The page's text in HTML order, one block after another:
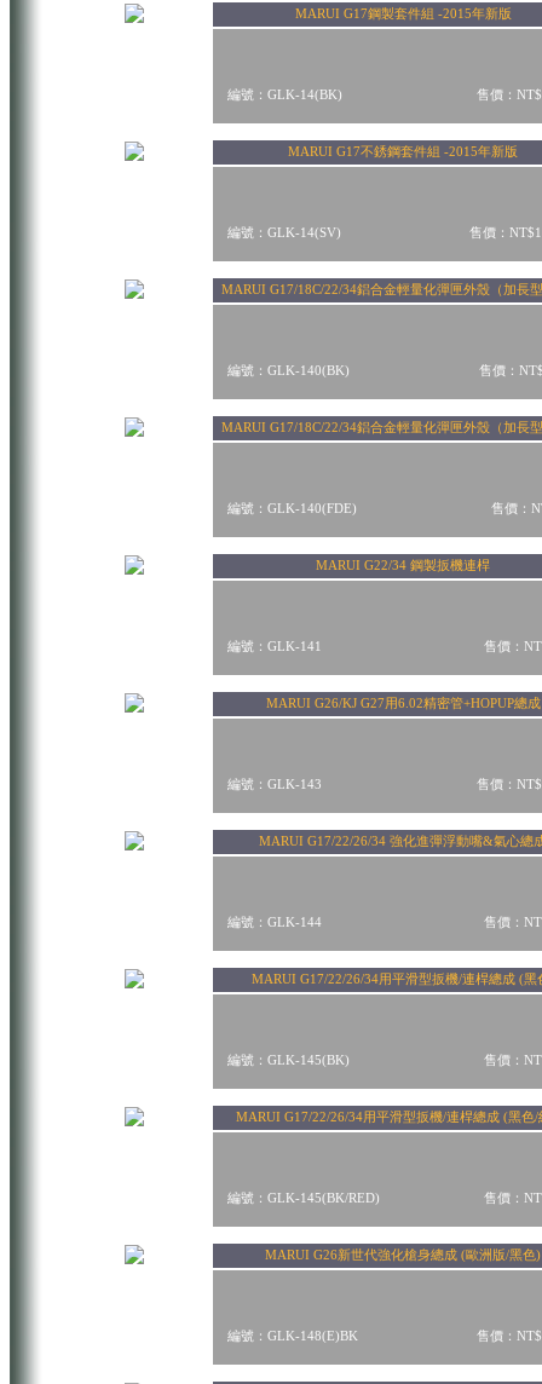
MARUI G17鋼製套件組 -2015年新版
編號：GLK-14(BK) 售價：
MARUI G17不銹鋼套件組 -2015年新版
編號：GLK-14(SV) 售價：
MARUI G17/18C/22/34鋁合金輕量化彈匣外殼（加長
編號：GLK-140(BK) 售價：
MARUI G17/18C/22/34鋁合金輕量化彈匣外殼（加長
編號：GLK-140(FDE) 售價：
MARUI G22/34 鋼製扳機連桿
編號：GLK-141 售價：
MARUI G26/KJ G27用6.02精密管+HOPUP總成
編號：GLK-143 售價：
MARUI G17/22/26/34 強化進彈浮動嘴&氣心總
編號：GLK-144 售價：
MARUI G17/22/26/34用平滑型扳機/連桿總成 (黑
編號：GLK-145(BK) 售價：
MARUI G17/22/26/34用平滑型扳機/連桿總成 (黑色/
編號：GLK-145(BK/RED) 售價：
MARUI G26新世代強化槍身總成 (歐洲版/黑色)
編號：GLK-148(E)BK 售價：